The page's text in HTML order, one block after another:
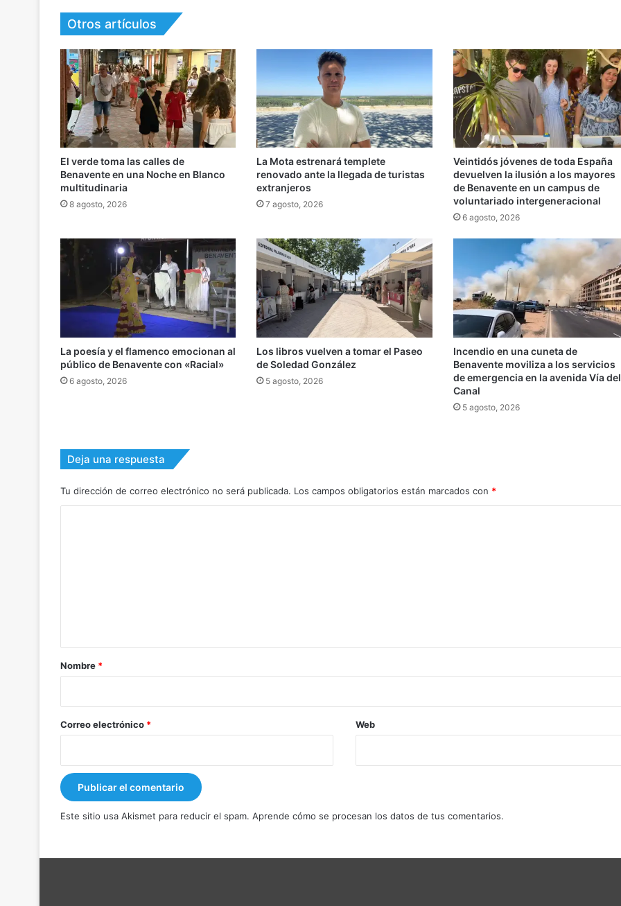
Otros artículos
El verde toma las calles de
Benavente en una Noche en Blanco
multitudinaria
8 agosto, 2026
La Mota estrenará templete
renovado ante la llegada de turistas
extranjeros
7 agosto, 2026
Veintidós jóvenes de toda España
devuelven la ilusión a los mayores
de Benavente en un campus de
voluntariado intergeneracional
6 agosto, 2026
La poesía y el flamenco emocionan al
público de Benavente con «Racial»
6 agosto, 2026
Los libros vuelven a tomar el Paseo
de Soledad González
5 agosto, 2026
Incendio en una cuneta de
Benavente moviliza a los servicios
de emergencia en la avenida Vía del
Canal
5 agosto, 2026
Deja una respuesta
Tu dirección de correo electrónico no será publicada. Los campos obligatorios están marcados con *
r
*
Nombre *
Correo electrónico * Web
Este sitio usa Akismet para reducir el spam. Aprende cómo se procesan los datos de tus comentarios.